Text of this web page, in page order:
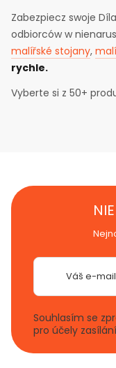
Zabezpiecz swoje
odbiorców w
malířské stojany,
rychle.
Vyberte si z 50+
Souhlasím se
pro účely